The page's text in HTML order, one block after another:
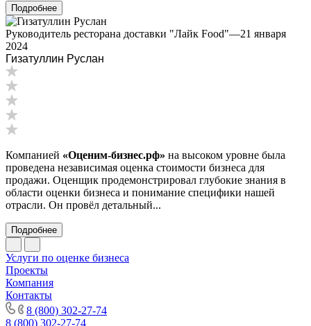
Подробнее
Руководитель ресторана доставки "Лайк Food"—21 января
2024
Гизатуллин Руслан
Компанией «Оценим-бизнес.рф» на высоком уровне была
проведена независимая оценка стоимости бизнеса для
продажи. Оценщик продемонстрировал глубокие знания в
области оценки бизнеса и понимание специфики нашей
отрасли. Он провёл детальный...
Подробнее
Услуги по оценке бизнеса
Проекты
Компания
Контакты
8 (800) 302-27-74
8 (800) 302-27-74
Ишимбай
Йошкар-Ола
Казань
Калининград
Калуга
Камбарка
Каменка
Каменск-Уральский
Камень-на-Оби
Камышин
Камышлов
Канаш
Кандалакша
Канск
Карачев
Карпинск
Касли
Каспийск
Кашира